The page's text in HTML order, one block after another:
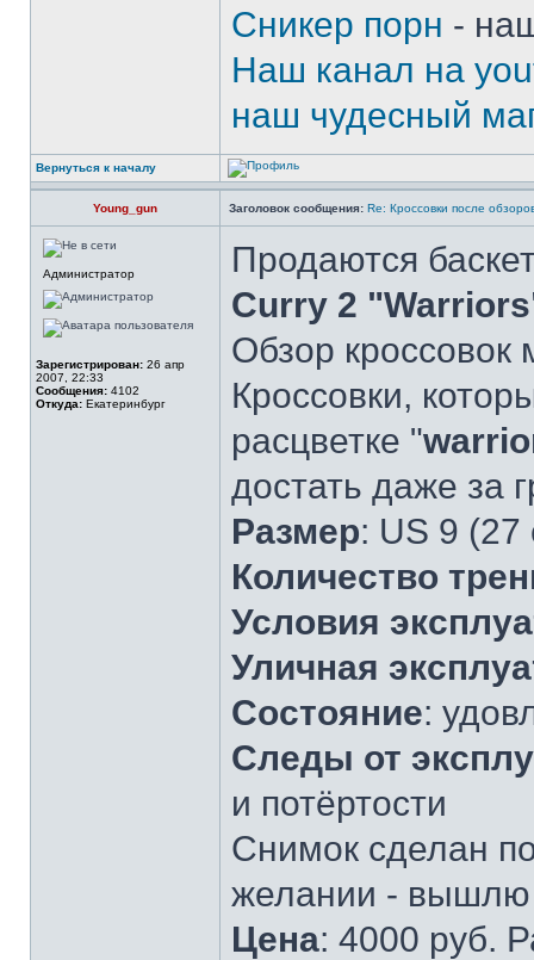
Сникер порн -
Наш канал на
наш чудесный
Вернуться к началу
Young_gun Заголовок сообщения: Re: Кроссовки после
Администратор
Зарегистрирован: 26 апр
2007, 22:33
Сообщения: 4102
Откуда: Екатеринбург
Продаются
Curry 2
Обзор
Кроссовки,
расцветке "
достать даже за
Размер: US 9 (27
Количество
Условия
Уличная
Состояние:
Следы от
и потёртости
Снимок сделан
желании - вышлю
Цена: 4000 руб.